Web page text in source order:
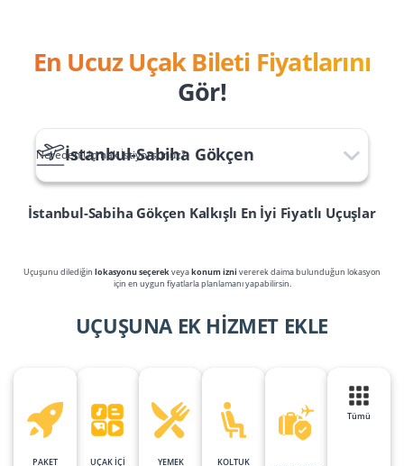
En Ucuz Uçak Bileti Fiyatlarını
Gör!
Uçuşunu dilediğin lokasyonu seçerekveyakonum izni vererek daima bulunduğun lokasyon
için en uygun fiyatlarla planlamanı yapabilirsin.
Nereden Uçmak İstiyorsunuz?
İstanbul-Sabiha Gökçen
İstanbul-Sabiha Gökçen Kalkışlı En İyi Fiyatlı Uçuşlar
UÇUŞUNA EK HİZMET EKLE
UÇAK İÇİ
PAKET
YEMEK
KOLTUK
Tümü